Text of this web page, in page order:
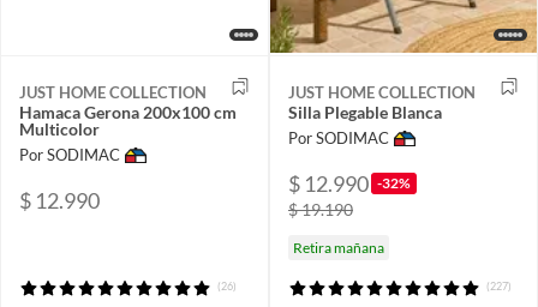
JUST HOME COLLECTION
Hamaca Gerona 200x100 cm
Multicolor
Por SODIMAC
$ 12.990
(26)
JUST HOME COLLECTION
Silla Plegable Blanca
Por SODIMAC
$ 12.990 -32%
$ 19.190
Retira mañana
(227)